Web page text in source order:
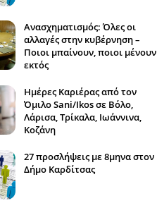
Ανασχηματισμός: Όλες οι
αλλαγές στην κυβέρνηση –
Ποιοι μπαίνουν, ποιοι μένουν
εκτός
Ημέρες Καριέρας από τον
Όμιλο Sani/Ikos σε Βόλο,
Λάρισα, Τρίκαλα, Ιωάννινα,
Κοζάνη
27 προσλήψεις με 8μηνα στον
Δήμο Καρδίτσας